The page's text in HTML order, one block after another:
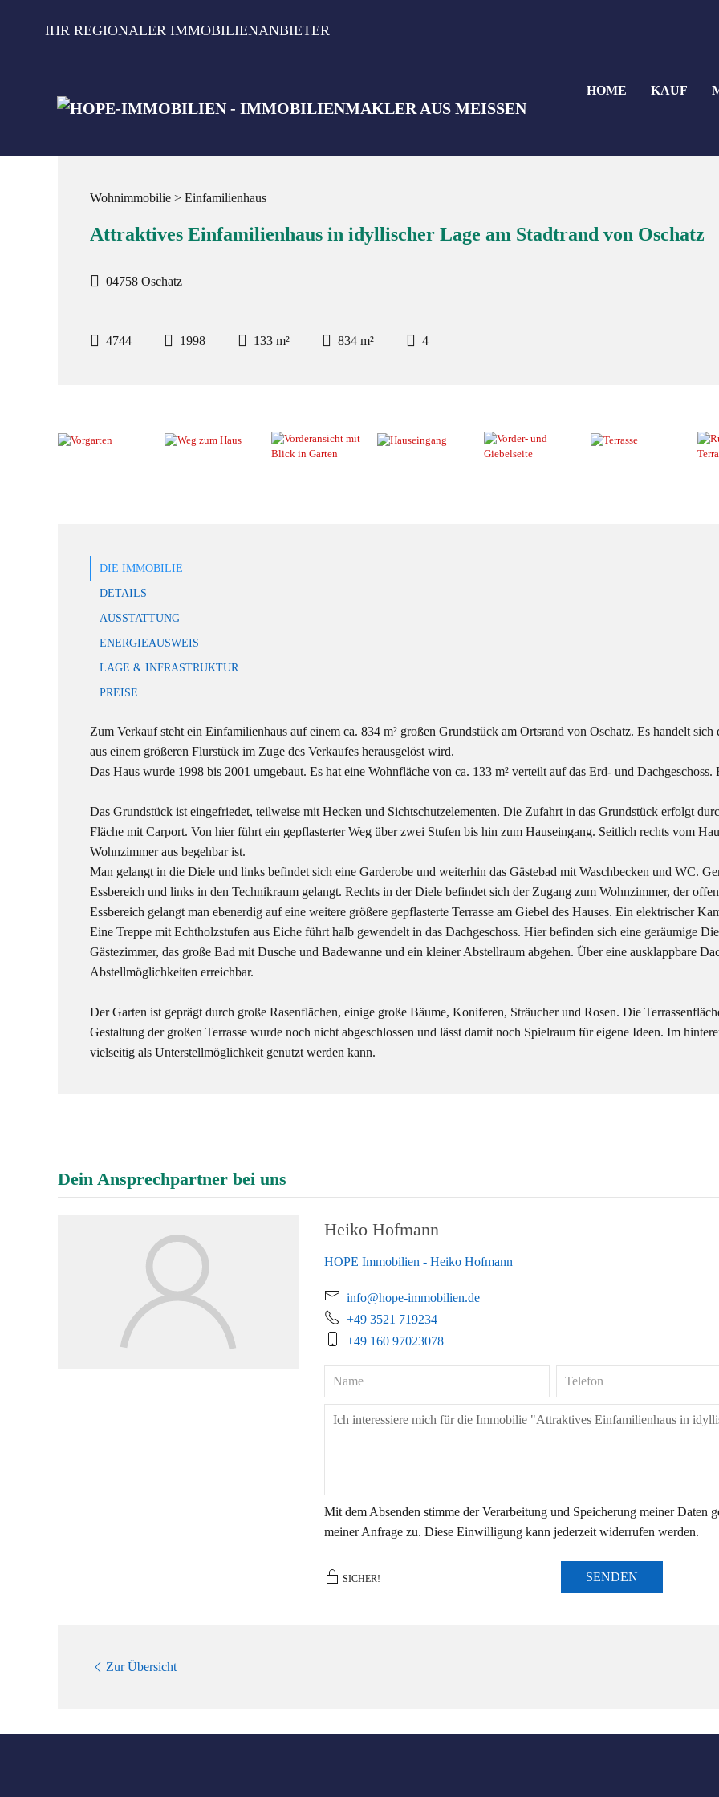
IHR REGIONALER IMMOBILIENANBIETER
HOME KAUF
Wohnimmobilie > Einfamilienhaus
Attraktives Einfamilienhaus in idyllischer Lage am Stadtrand von Oschatz
04758 Oschatz
4744 1998 133 m² 834 m² 4
DIE IMMOBILIE
DETAILS
AUSSTATTUNG
ENERGIEAUSWEIS
LAGE & INFRASTRUKTUR
PREISE
Zum Verkauf steht ein Einfamilienhaus auf einem ca. 834 m² großen Grundstück am Ortsrand von Oschatz. Es handelt
aus einem größeren Flurstück im Zuge des Verkaufes herausgelöst wird.
Das Haus wurde 1998 bis 2001 umgebaut. Es hat eine Wohnfläche von ca. 133 m² verteilt auf das Erd- und Dachgeschoss.
Das Grundstück ist eingefriedet, teilweise mit Hecken und Sichtschutzelementen. Die Zufahrt in das Grundstück erfolgt
Fläche mit Carport. Von hier führt ein gepflasterter Weg über zwei Stufen bis hin zum Hauseingang. Seitlich rechts vom
Wohnzimmer aus begehbar ist.
Man gelangt in die Diele und links befindet sich eine Garderobe und weiterhin das Gästebad mit Waschbecken und WC.
Essbereich und links in den Technikraum gelangt. Rechts in der Diele befindet sich der Zugang zum Wohnzimmer, der
Essbereich gelangt man ebenerdig auf eine weitere größere gepflasterte Terrasse am Giebel des Hauses. Ein elektrischer
Eine Treppe mit Echtholzstufen aus Eiche führt halb gewendelt in das Dachgeschoss. Hier befinden sich eine geräumige
Gästezimmer, das große Bad mit Dusche und Badewanne und ein kleiner Abstellraum abgehen. Über eine ausklappbare
Abstellmöglichkeiten erreichbar.
Der Garten ist geprägt durch große Rasenflächen, einige große Bäume, Koniferen, Sträucher und Rosen. Die
Gestaltung der großen Terrasse wurde noch nicht abgeschlossen und lässt damit noch Spielraum für eigene Ideen. Im
vielseitig als Unterstellmöglichkeit genutzt werden kann.
Dein Ansprechpartner bei uns
Heiko Hofmann
HOPE Immobilien - Heiko Hofmann
info@hope-immobilien.de
+49 3521 719234
+49 160 97023078
Mit dem Absenden stimme der Verarbeitung und Speicherung meiner Daten
meiner Anfrage zu. Diese Einwilligung kann jederzeit widerrufen werden.
SICHER! SENDEN
Zur Übersicht